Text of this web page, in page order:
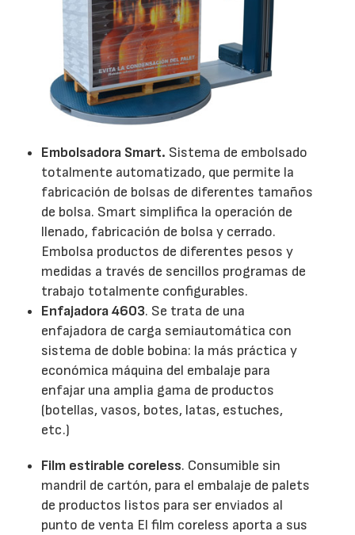
Embolsadora Smart. Sistema de embolsado
totalmente automatizado, que permite la
fabricación de bolsas de diferentes tamaños
de bolsa. Smart simplifica la operación de
llenado, fabricación de bolsa y cerrado.
Embolsa productos de diferentes pesos y
medidas a través de sencillos programas de
trabajo totalmente configurables.
Enfajadora 4603. Se trata de una
enfajadora de carga semiautomática con
sistema de doble bobina: la más práctica y
económica máquina del embalaje para
enfajar una amplia gama de productos
(botellas, vasos, botes, latas, estuches,
etc.)
Film estirable coreless. Consumible sin
mandril de cartón, para el embalaje de palets
de productos listos para ser enviados al
punto de venta El film coreless aporta a sus